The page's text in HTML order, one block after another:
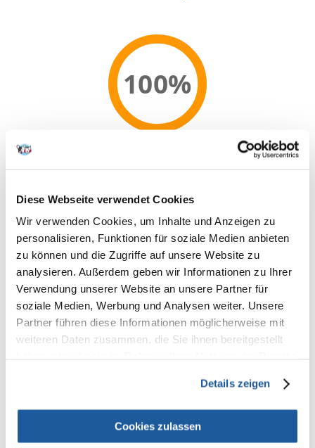
Diese Webseite verwendet Cookies
Wir verwenden Cookies, um Inhalte und Anzeigen zu
personalisieren, Funktionen für soziale Medien anbieten
zu können und die Zugriffe auf unsere Website zu
analysieren. Außerdem geben wir Informationen zu Ihrer
Verwendung unserer Website an unsere Partner für
soziale Medien, Werbung und Analysen weiter. Unsere
Partner führen diese Informationen möglicherweise mit
weiteren Daten zusammen, die Sie ihnen bereitgestellt
Details zeigen
Cookies zulassen
100%
Recommend
100% KUNDEN EMPFEHLEN DIESES PRODUKT
Taste of the Wild Rocky Mountain Katzenfutter ist ideal für Katzen aller
Rassen und Größen und ist Nahrung wie von der Natur vorgesehen.
Zusammensetzung:
Hühnerfleischmehl, Erbsen, Sußkartoffel, Hühnerfett (konserviert mit
gemischten Tocopherolen), Erbsenprotein, Kartoffeleiweiß,
gebratener Hirsch (4%), geräucherter Lachs (4%), Seefischmehl,
Kaliumchlorid, Mineralstoffe, getrocknete Zichorienwurzel,
Tomaten, Heidelbeeren, Himbeeren, Yucca-schidigera-Extrakt.
Rohprotein 42.0 %, Rohfett 18.0 %, Rohfaser 3.0 %, Rohasche 8.3 %,